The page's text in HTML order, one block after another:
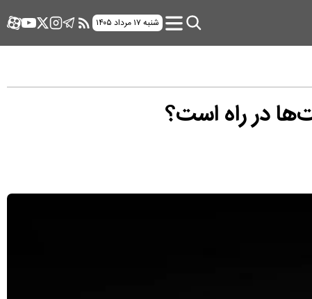
شنبه ۱۷ مرداد ۱۴۰۵
در راه است؟